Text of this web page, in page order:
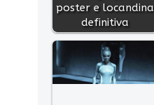
poster e locandina
definitiva